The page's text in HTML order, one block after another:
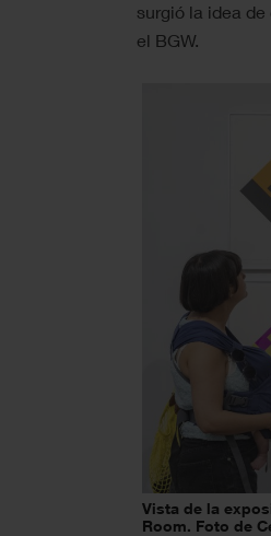
surgió la idea
el BGW.
Vista de la
Room. Foto de